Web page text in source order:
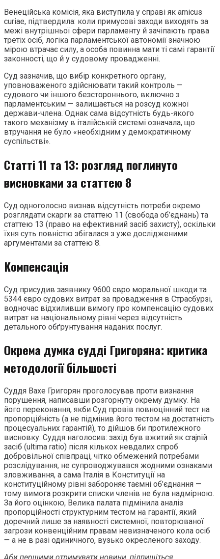
Венеційська комісія, яка виступила у справі як amicus
curiae, підтвердила: коли примусові заходи виходять за
межі внутрішньої сфери парламенту й зачіпають права
третіх осіб, логіка парламентської автономії значною
мірою втрачає силу, а особа повинна мати ті самі гарантії
законності, що й у судовому провадженні.
Суд зазначив, що вибір конкретного органу,
уповноваженого здійснювати такий контроль —
судового чи іншого безстороннього, включно з
парламентським — залишається на розсуд кожної
держави-члена. Однак сама відсутність будь-якого
такого механізму в італійській системі означала, що
втручання не було «необхідним у демократичному
суспільстві».
Статті 11 та 13: розгляд поглинуто
висновками за статтею 8
Суд одноголосно визнав відсутність потреби окремо
розглядати скарги за статтею 11 (свобода об’єднань) та
статтею 13 (право на ефективний засіб захисту), оскільки
їхня суть повністю збігалася з уже дослідженими
аргументами за статтею 8.
Компенсація
Суд присудив заявнику 9600 євро моральної шкоди та
5344 євро судових витрат за провадження в Страсбурзі,
водночас відхиливши вимогу про компенсацію судових
витрат на національному рівні через відсутність
детального обґрунтування наданих послуг.
Окрема думка судді Григоряна: критика
методології більшості
Суддя Вахе Григорян проголосував проти визнання
порушення, написавши розгорнуту окрему думку. На
його переконання, якби Суд провів повноцінний тест на
пропорційність (а не підмінив його тестом на достатність
процесуальних гарантій), то дійшов би протилежного
висновку. Суддя наголосив: захід був вжитий як crajniй
засіб (ultima ratio) після кількох невдалих спроб
добровільної співпраці, чітко обмежений потребами
розслідування, не супроводжувався жодними ознаками
зловживання, а сама Італія в Конституції на
конституційному рівні забороняє таємні об’єднання —
тому вимога розкрити списки членів не була надмірною.
За його оцінкою, Велика палата підмінила аналіз
пропорційності структурним тестом на гарантії, який
доречний лише за наявності системної, повторюваної
загрози конвенційним правам невизначеного кола осіб
— а не в разі одиничного, вузько окресленого заходу.